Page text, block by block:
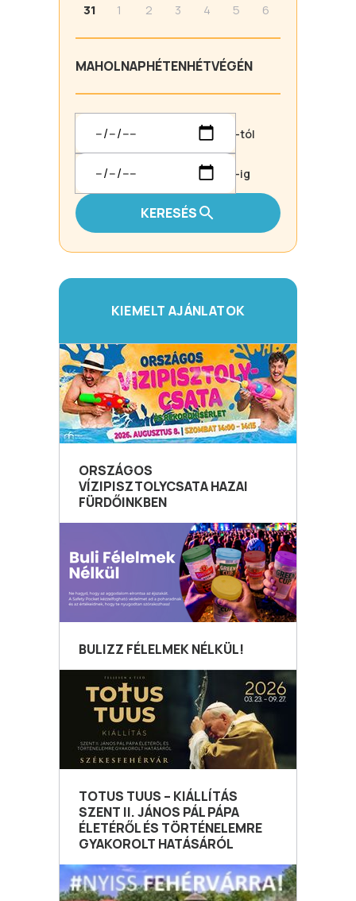
31
1 2 3 4 5 6
MAHOLNAPHÉTENHÉTVÉGÉN
-tól
-ig
KERESÉS
KIEMELT AJÁNLATOK
ORSZÁGOS
VÍZIPISZTOLYCSATA HAZAI
FÜRDŐINKBEN
BULIZZ FÉLELMEK NÉLKÜL!
TOTUS TUUS – KIÁLLÍTÁS
SZENT II. JÁNOS PÁL PÁPA
ÉLETÉRŐL ÉS TÖRTÉNELEMRE
GYAKOROLT HATÁSÁRÓL